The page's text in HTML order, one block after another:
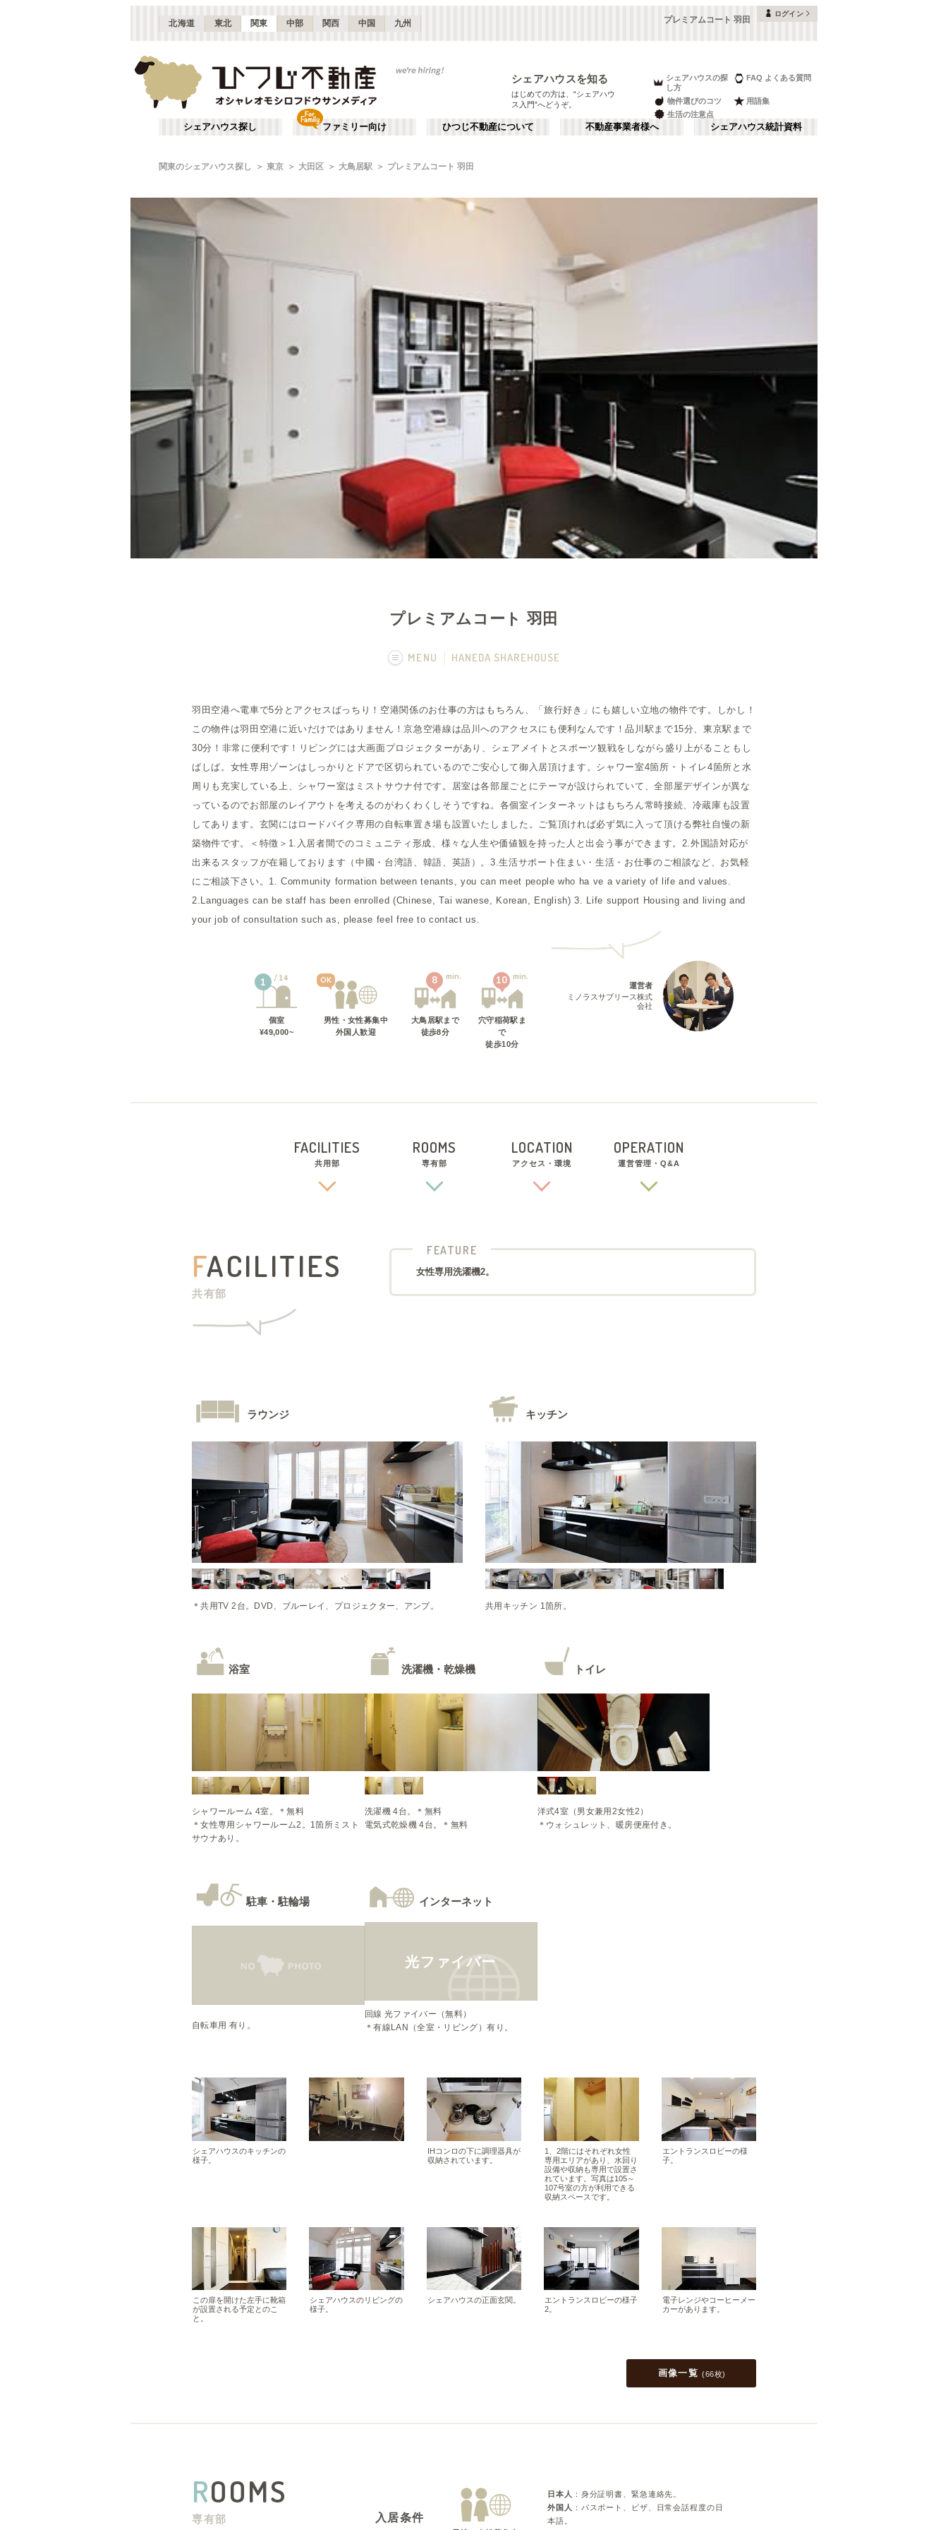
北海道 東北 関東 中部 関西 中国 九州 プレミアムコート 羽田
ログイン
シェアハウスを知る
はじめての方は、“シェアハウ
ス入門”へどうぞ。
シェアハウスの探
し方
FAQ よくある質問
物件選びのコツ
用語集
生活の注意点
シェアハウス探し ファミリー向け ひつじ不動産について 不動産事業者様へ シェアハウス統計資料
関東のシェアハウス探し 東京 大田区 大鳥居駅 プレミアムコート 羽田
プレミアムコート 羽田
MENU HANEDA SHAREHOUSE
運営者
羽田空港へ電車で5分とアクセスばっちり！空港関係のお仕事の方はもちろん、「旅行好き」にも嬉しい立地の物件です。しかし！
この物件は羽田空港に近いだけではありません！京急空港線は品川へのアクセスにも便利なんです！品川駅まで15分、東京駅まで
30分！非常に便利です！リビングには大画面プロジェクターがあり、シェアメイトとスポーツ観戦をしながら盛り上がることもし
ばしば。女性専用ゾーンはしっかりとドアで区切られているのでご安心して御入居頂けます。シャワー室4箇所・トイレ4箇所と水
周りも充実している上、シャワー室はミストサウナ付です。居室は各部屋ごとにテーマが設けられていて、全部屋デザインが異な
っているのでお部屋のレイアウトを考えるのがわくわくしそうですね。各個室インターネットはもちろん常時接続、冷蔵庫も設置
してあります。玄関にはロードバイク専用の自転車置き場も設置いたしました。ご覧頂ければ必ず気に入って頂ける弊社自慢の新
築物件です。＜特徴＞1.入居者間でのコミュニティ形成、様々な人生や価値観を持った人と出会う事ができます。2.外国語対応が
出来るスタッフが在籍しております（中國・台湾語、韓語、英語）。3.生活サポート住まい・生活・お仕事のご相談など、お気軽
にご相談下さい。1. Community formation between tenants, you can meet people who ha ve a variety of life and values.
2.Languages can be staff has been enrolled (Chinese, Tai wanese, Korean, English) 3. Life support Housing and living and
your job of consultation such as, please feel free to contact us.
1 14
個室
¥49,000~
OK
男性・女性募集中
外国人歓迎
8 min.
大鳥居駅まで
徒歩8分
10 min.
穴守稲荷駅 ま
で
徒歩10分
運営者
ミノラスサブリース株式
会社
FACILITIES
共用部
ROOMS
専有部
LOCATION
アクセス・環境
OPERATION
運営管理・Q&A
FACILITIES
共有部
FEATURE
女性専用洗濯機2。
ラウンジ
＊共用TV 2台。DVD、ブルーレイ、プロジェクター、アンプ。
キッチン
共用キッチン 1箇所。
浴室
シャワールーム 4室。＊無料
＊女性専用シャワールーム2。1箇所ミスト
サウナあり。
洗濯機・乾燥機
洗濯機 4台。＊無料
電気式乾燥機 4台。＊無料
トイレ
洋式4室（男女兼用2女性2）
＊ウォシュレット、暖房便座付き。
駐車・駐輪場
自転車用 有り。
インターネット
光ファイバー
回線 光ファイバー（無料）
＊有線LAN（全室・リビング）有り。
シェアハウスのキッチンの
様子。
IHコンロの下に調理器具が
収納されています。
1、2階にはそれぞれ女性
専用エリアがあり、水回り
設備や収納も専用で設置さ
れています。写真は105～
107号室の方が利用できる
収納スペースです。
エントランスロビーの様
子。
この扉を開けた左手に靴箱
が設置される予定とのこ
と。
シェアハウスのリビングの
様子。
シェアハウスの正面玄関。
エントランスロビーの様子
2。
電子レンジやコーヒーメー
カーがあります。
画像一覧 (66枚)
ROOMS
専有部 入居条件
日本人 ： 身分証明書、緊急連絡先。
外国人
： パスポート、ビザ、日常会話程度の日
本語。